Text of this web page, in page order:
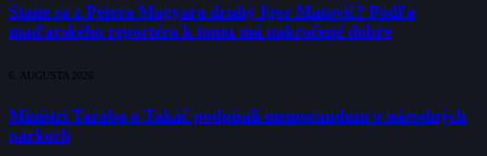
Stane sa z Pétera Magyara druhý Igor Matovič? Podľa
maďarského reportéra k tomu má nakročené dobre
6. AUGUSTA 2026
Ministri Taraba a Takáč podpísali memorandum o národných
parkoch